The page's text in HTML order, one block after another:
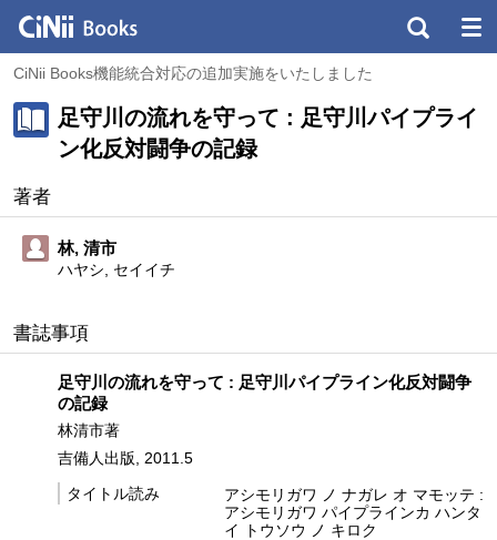
CiNii Books機能統合対応の追加実施をいたしました
足守川の流れを守って : 足守川パイプライ
ン化反対闘争の記録
著者
林, 清市
ハヤシ, セイイチ
書誌事項
足守川の流れを守って : 足守川パイプライン化反対闘争
の記録
林清市著
吉備人出版, 2011.5
タイトル読み
アシモリガワ ノ ナガレ オ マモッテ :
アシモリガワ パイプラインカ ハンタ
イ トウソウ ノ キロク